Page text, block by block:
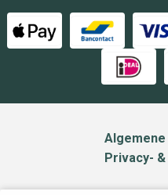
Privacy-